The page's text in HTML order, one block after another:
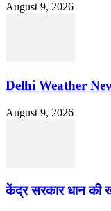
August 9, 2026
Delhi Weather
August 9, 2026
केंद्र सरकार धान की